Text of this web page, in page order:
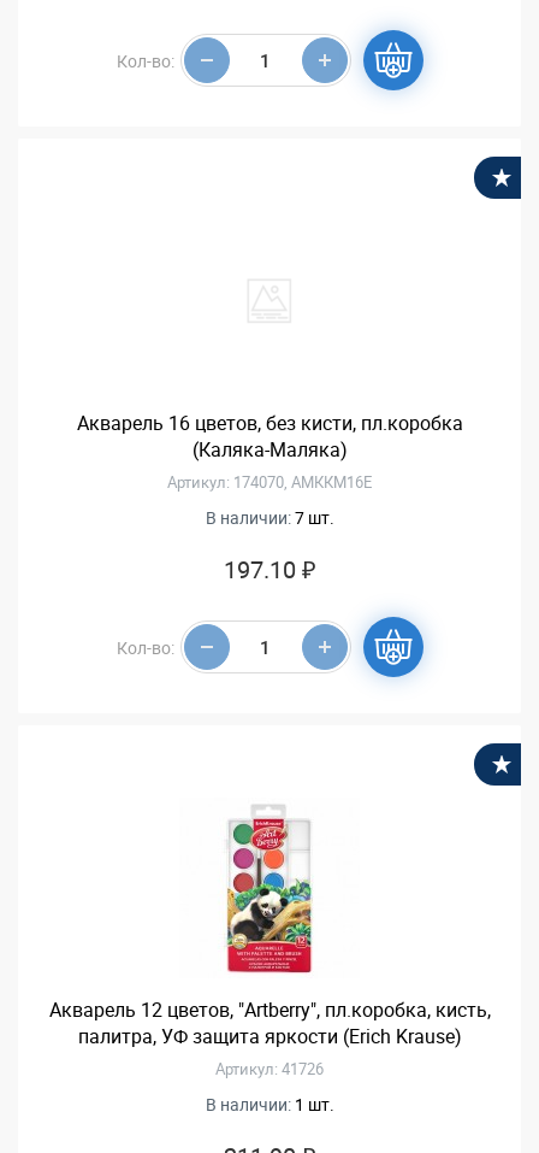
Кол-во:
Акварель 16 цветов, без кисти, пл.коробка
(Каляка-Маляка)
Артикул: 174070, АМККМ16Е
В наличии:7 шт.
197.10 ₽
Кол-во:
Акварель 12 цветов, "Artberry", пл.коробка, кисть,
палитра, УФ защита яркости (Erich Krause)
Артикул: 41726
В наличии: 1 шт.